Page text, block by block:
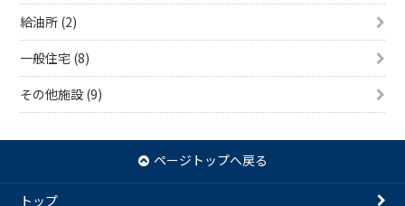
給油所 (2)
一般住宅 (8)
その他施設 (9)
ページトップへ戻る
トップ